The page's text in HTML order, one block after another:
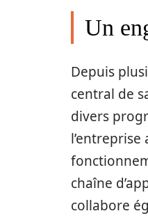
Un
Depuis
central de
divers
chaîne
collabore